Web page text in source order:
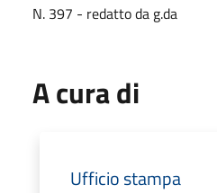
N. 397 - redatto da g.da
A cura di
Ufficio stampa